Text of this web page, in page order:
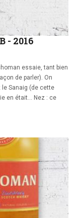
- 2016
essaie, tant bien
de parler). On
Sanaig (de cette
en était... Nez : ce